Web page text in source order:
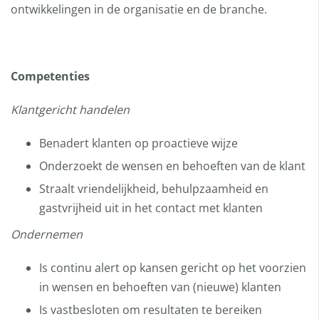
ontwikkelingen in de organisatie en de branche.
Competenties
Klantgericht handelen
Benadert klanten op proactieve wijze
Onderzoekt de wensen en behoeften van de klant
Straalt vriendelijkheid, behulpzaamheid en
gastvrijheid uit in het contact met klanten
Ondernemen
Is continu alert op kansen gericht op het voorzien
in wensen en behoeften van (nieuwe) klanten
Is vastbesloten om resultaten te bereiken